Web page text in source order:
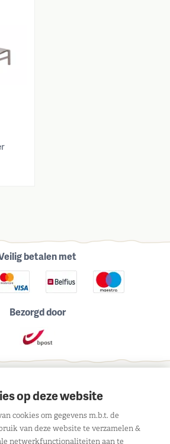
betalen met
Bezorgd door
op deze website
cookies om gegevens m.b.t. de
van deze website te verzamelen &
netwerkfunctionaliteiten aan te